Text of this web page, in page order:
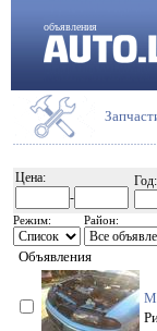
объявления
Цена:
-
Год:
Режим: Район:
Объявления